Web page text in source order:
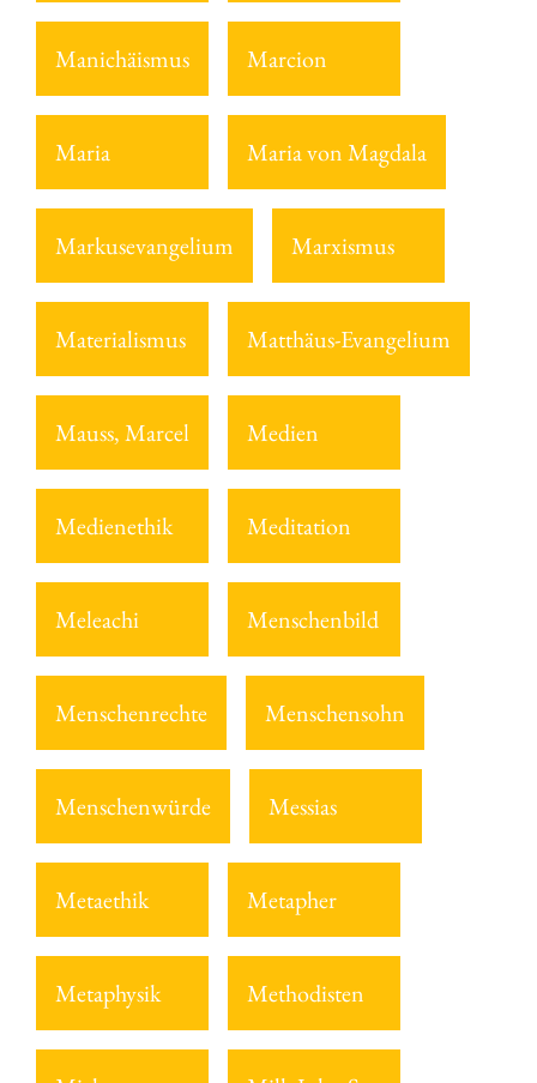
Manichäismus Marcion
Maria Maria von Magdala
Markusevangelium Marxismus
Materialismus Matthäus-Evangelium
Mauss, Marcel Medien
Medienethik Meditation
Meleachi Menschenbild
Menschenrechte Menschensohn
Menschenwürde Messias
Metaethik Metapher
Metaphysik Methodisten